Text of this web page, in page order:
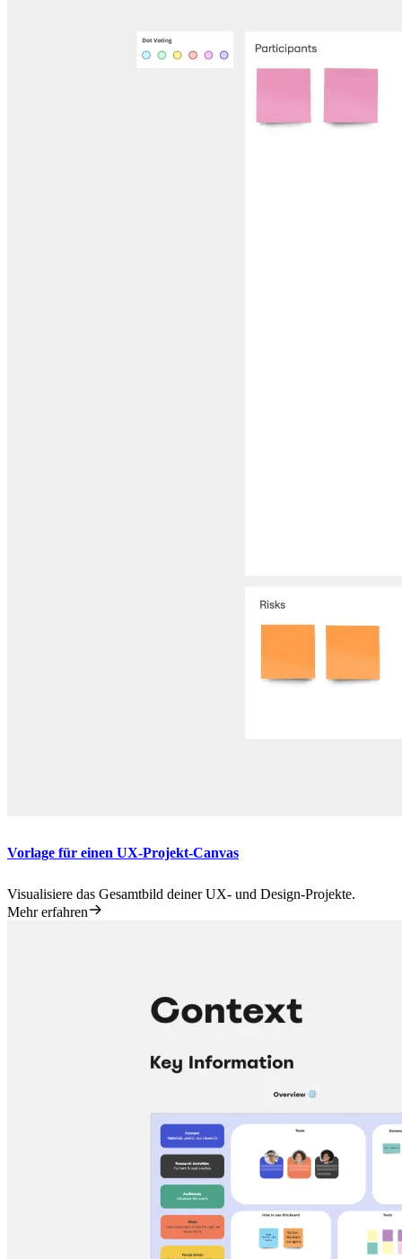
Vorlage für einen UX-Projekt-Canvas
Visualisiere das Gesamtbild deiner UX- und Design-Projekte.
Mehr erfahren